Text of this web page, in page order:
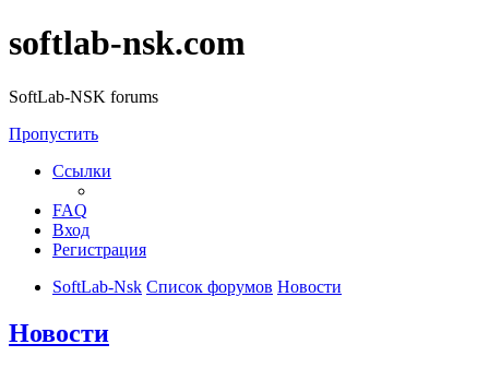
softlab-nsk.com
SoftLab-NSK forums
Пропустить
Ссылки
FAQ
Вход
Регистрация
SoftLab-Nsk Список форумов Новости
Новости